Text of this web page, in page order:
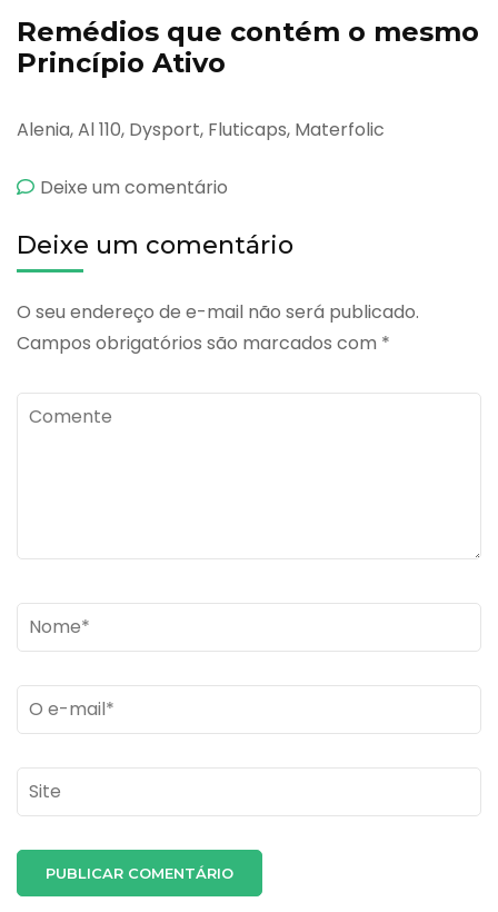
Remédios que contém o mesmo
Princípio Ativo
Alenia, Al 110, Dysport, Fluticaps, Materfolic
Deixe um comentário
Deixe um comentário
O seu endereço de e-mail não será publicado.
Campos obrigatórios são marcados com *
Comente
Name*
Email *
Site